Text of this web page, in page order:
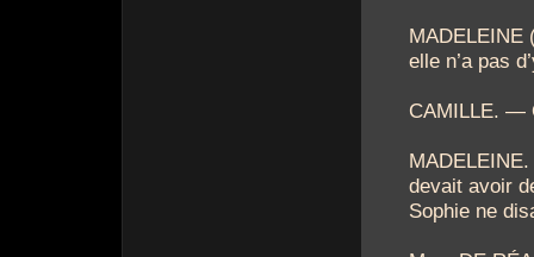
MADELEINE
elle n’a pas
CAMILLE. —
devait avoir
Sophie ne